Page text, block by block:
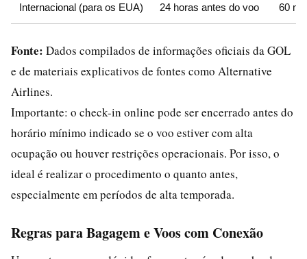
Internacional (para os EUA) 24 horas antes do voo 60
Fonte: Dados compilados de informações oficiais da GOL
e de materiais explicativos de fontes como Alternative
Airlines.
Importante: o check-in online pode ser encerrado antes do
horário mínimo indicado se o voo estiver com alta
ocupação ou houver restrições operacionais. Por isso, o
ideal é realizar o procedimento o quanto antes,
especialmente em períodos de alta temporada.
Regras para Bagagem e Voos com Conexão